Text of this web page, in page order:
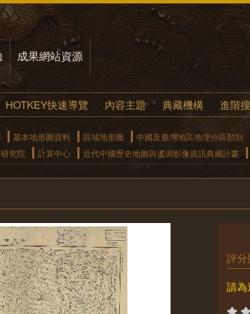
成果網站資源
HOTKEY快速導覽 內容主題 典藏機構 進階
基本地形圖資料 區域地形圖 中國及臺灣地區地理分區類別
究院 計算中心 近代中國歷史地圖與遙測影像資訊典藏計畫
評分
請為